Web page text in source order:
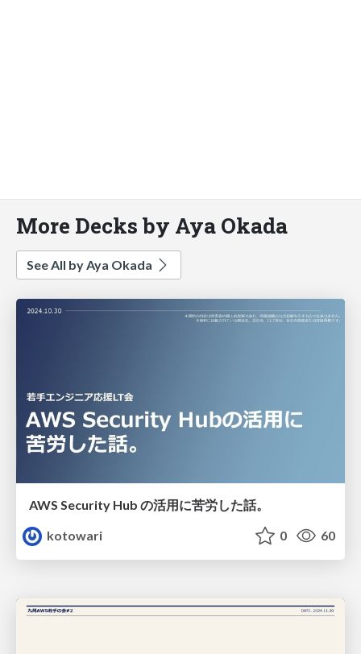
More Decks by Aya Okada
See All by Aya Okada
AWS Security Hub の活用に苦労した話。
kotowari
0 60